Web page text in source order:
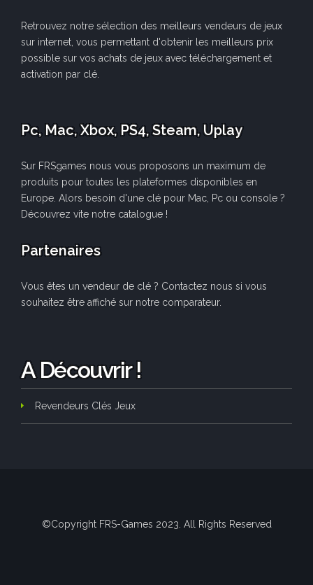
Retrouvez notre sélection des meilleurs vendeurs de jeux
sur internet, vous permettant d'obtenir les meilleurs prix
possible sur vos achats de jeux avec téléchargement et
activation par clé.
Pc, Mac, Xbox, PS4, Steam, Uplay
Sur FRSgames nous vous proposons un maximum de
produits pour toutes les plateformes disponibles en
Europe. Alors besoin d'une clé pour Mac, Pc ou console ?
Découvrez vite notre catalogue !
Partenaires
Vous êtes un vendeur de clé ? Contactez nous si vous
souhaitez être affiché sur notre comparateur.
A Découvrir !
Revendeurs Clés Jeux
©Copyright FRS-Games 2023. All Rights Reserved